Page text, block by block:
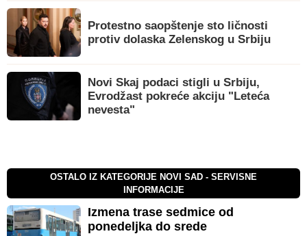
Protestno saopštenje sto ličnosti
protiv dolaska Zelenskog u Srbiju
Novi Skaj podaci stigli u Srbiju,
Evrodžast pokreće akciju "Leteća
nevesta"
OSTALO IZ KATEGORIJE NOVI SAD - SERVISNE
INFORMACIJE
Izmena trase sedmice od
ponedeljka do srede